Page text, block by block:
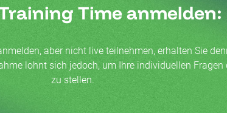
Time anmelden:
aber nicht live teilnehmen, erhalten Sie
lohnt sich jedoch, um Ihre individuellen Fragen
zu stellen.